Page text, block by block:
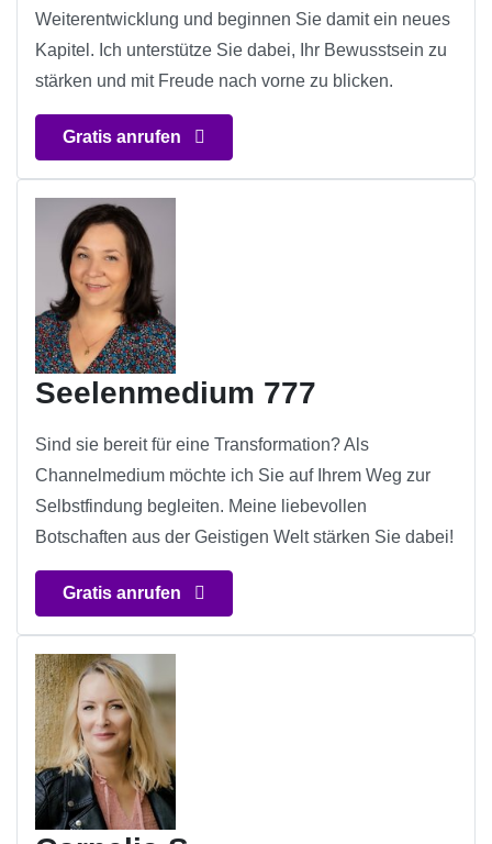
Weiterentwicklung und beginnen Sie damit ein neues
Kapitel. Ich unterstütze Sie dabei, Ihr Bewusstsein zu
stärken und mit Freude nach vorne zu blicken.
Gratis anrufen
Seelenmedium 777
Sind sie bereit für eine Transformation? Als
Channelmedium möchte ich Sie auf Ihrem Weg zur
Selbstfindung begleiten. Meine liebevollen
Botschaften aus der Geistigen Welt stärken Sie dabei!
Gratis anrufen